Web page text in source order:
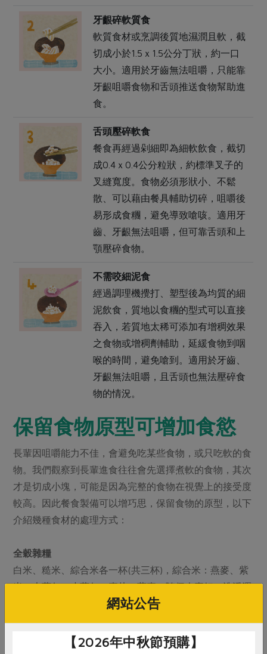
牙齦碎軟質食
軟質食材或烹調後質地濕潤且軟，截
切成小於1.5ｘ1.5公分丁狀，約一口
大小。適用於牙齒無法咀嚼，只能靠
牙齦咀嚼食物和舌頭推送食物幫助進
食。
舌頭壓碎軟食
餐食再經過剁細即為細軟飲食，截切
成0.4ｘ0.4公分粒狀，約標準叉子的
叉縫寬度。食物必須形狀小、不鬆
散、可以藉由餐具輔助切碎，咀嚼後
易形成食糰，避免導致嗆咳。適用牙
齒、牙齦無法咀嚼，但可靠舌頭和上
顎壓碎食物。
不需咬細泥食
經過調理機攪打、塑型後為均質的細
泥飲食，質地以食糰的型式可以直接
吞入，若質地太稀可添加有增稠效果
之食物或增稠劑輔助，延緩食物到咽
喉的時間，避免嗆到。適用於牙齒、
牙齦無法咀嚼，且舌頭也無法壓碎食
物的情況。
保留食物原型可增加食慾
長輩因咀嚼能力不佳，會避免吃某些食物，或只吃軟的食
物。我們觀察到長輩進食往往會先選擇煮軟的食物，其次
才是切成小塊，可能是因為完整的食物在視覺上的接受度
較高。因此餐食製備可以增巧思，保留食物的原型，以下
介紹幾種食材的處理方式：
全穀雜糧
白米、糙米、綜合米各一杯(共三杯)，綜合米：燕麥、紫
米、大薏仁、小薏仁、麥片、蕎麥，隨個人喜好，洗淨瀝
乾，加入四杯水浸泡四小時後煮軟或放置冰箱隔夜後烹
網站公告
【2026年中秋節預購】